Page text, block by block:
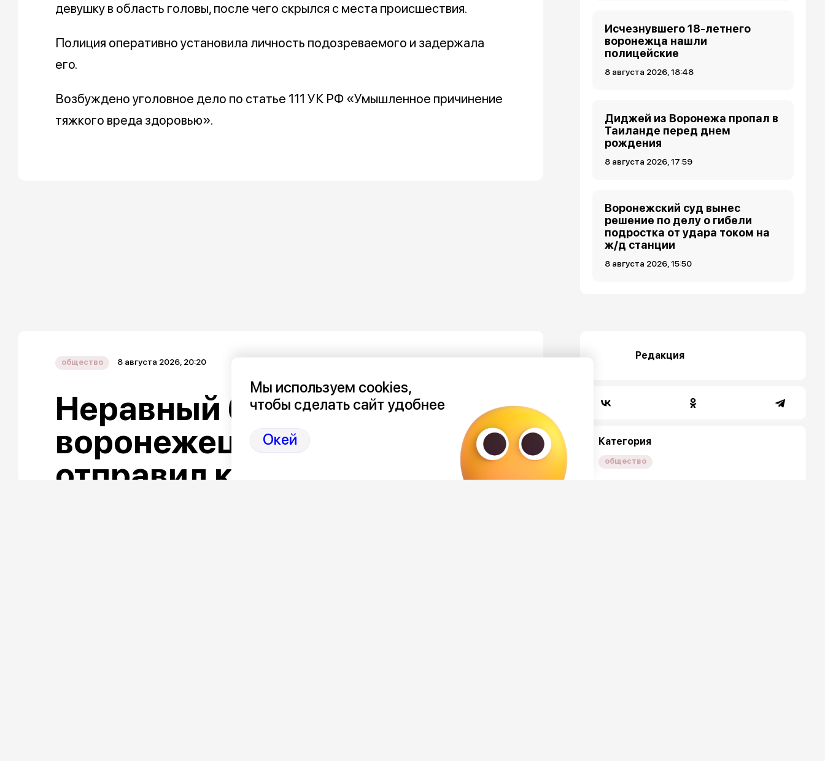
девушку в область головы, после чего скрылся с места происшествия.
Полиция оперативно установила личность подозреваемого и задержала
его.
Возбуждено уголовное дело по статье 111 УК РФ «Умышленное причинение
тяжкого вреда здоровью».
Исчезнувшего 18-летнего
воронежца нашли
полицейские
8 августа 2026, 18:48
Диджей из Воронежа пропал в
Таиланде перед днем
рождения
8 августа 2026, 17:59
Воронежский суд вынес
решение по делу о гибели
подростка от удара током на
ж/д станции
8 августа 2026, 15:50
общество 8 августа 2026, 20:20
Неравный бой в лифте:
воронежец одним ударом
отправил камеру в
Редакция
Категория
общество
Мы используем cookies,
чтобы сделать сайт удобнее
Окей